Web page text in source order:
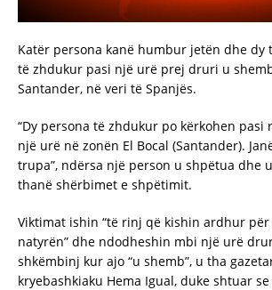
Katër persona kanë humbur jetën dhe dy
të zhdukur pasi një urë prej druri u
Santander, në veri të Spanjës.
“Dy persona të zhdukur po kërkohen pasi
një urë në zonën El Bocal (Santander).
trupa”, ndërsa një person u shpëtua dhe
thanë shërbimet e shpëtimit.
Viktimat ishin “të rinj që kishin ardhur
natyrën” dhe ndodheshin mbi një urë
shkëmbinj kur ajo “u shemb”, u tha
kryebashkiaku Hema Igual, duke shtuar